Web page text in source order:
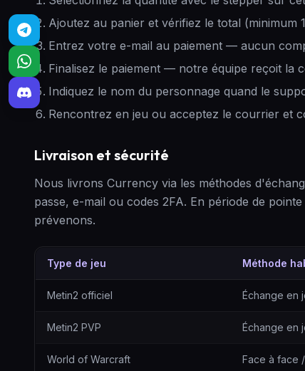
Ajoutez au panier et vérifiez le total (minimum
Entrez votre e-mail au paiement — aucun
Finalisez le paiement — notre équipe reçoit la
Indiquez le nom du personnage quand le
Rencontrez en jeu ou acceptez le courrier et
Livraison et sécurité
Nous livrons Currency via les méthodes
passe, e-mail ou codes 2FA. En période de
prévenons.
Type de jeu Méthode
Metin2 officiel Échange en
Metin2 PVP Échange en
World of Warcraft Face à face